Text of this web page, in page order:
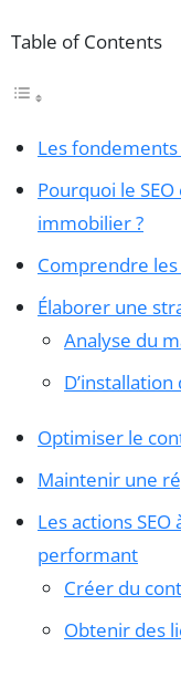
Table of Contents
Les
Pourquoi le
immobilier ?
Comprendre
Élaborer une
Analyse du
Optimiser le
Maintenir une
Les actions
performant
Créer du
Obtenir des